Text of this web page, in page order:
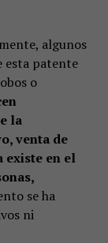
algunos
esta patente
o
la
venta de
existe en el
se ha
ni